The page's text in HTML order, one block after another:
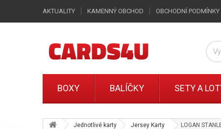
Jednotlivé karty Jersey Karty LOGAN
AKTUALITY KAMENNÝ OBCHOD OBCHODNÍ PODMÍNKY
BOXY BALÍČKY SETY A